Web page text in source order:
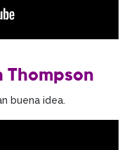
Thompson
buena idea.